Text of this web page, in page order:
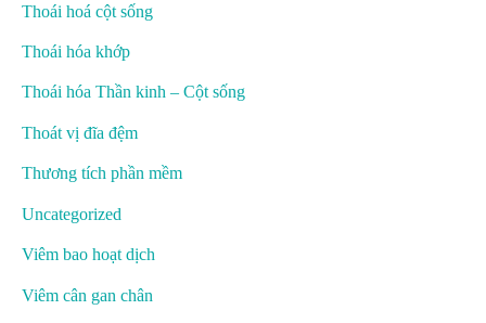
Thoái hoá cột sống
Thoái hóa khớp
Thoái hóa Thần kinh – Cột sống
Thoát vị đĩa đệm
Thương tích phần mềm
Uncategorized
Viêm bao hoạt dịch
Viêm cân gan chân